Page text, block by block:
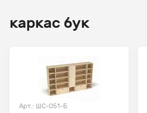
каркас бук
Арт.: ШС-051-Б